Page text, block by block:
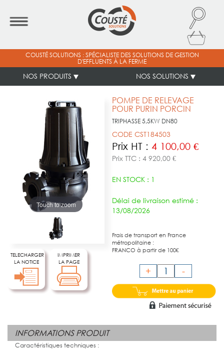
COUSTÉ SOLUTIONS : SPÉCIALISTE DES SOLUTIONS DE GESTION
D'EFFLUENTS À LA FERME
NOS PRODUITS NOS SOLUTIONS
Touch to zoom
POMPE DE RELEVAGE
POUR PURIN PORCIN
TRIPHASSE 5,5KW DN80
CODE CST184503
Prix HT : 4 100,00 €
Prix TTC : 4 920,00 €
EN STOCK : 1
Délai de livraison estimé :
13/08/2026
Frais de transport en France
métropolitaine :
FRANCO à partir de 100€
+ -
TELECHARGER
LA NOTICE
IMPRIMER
LA PAGE
INFORMATIONS PRODUIT
Caractéristiques techniques :